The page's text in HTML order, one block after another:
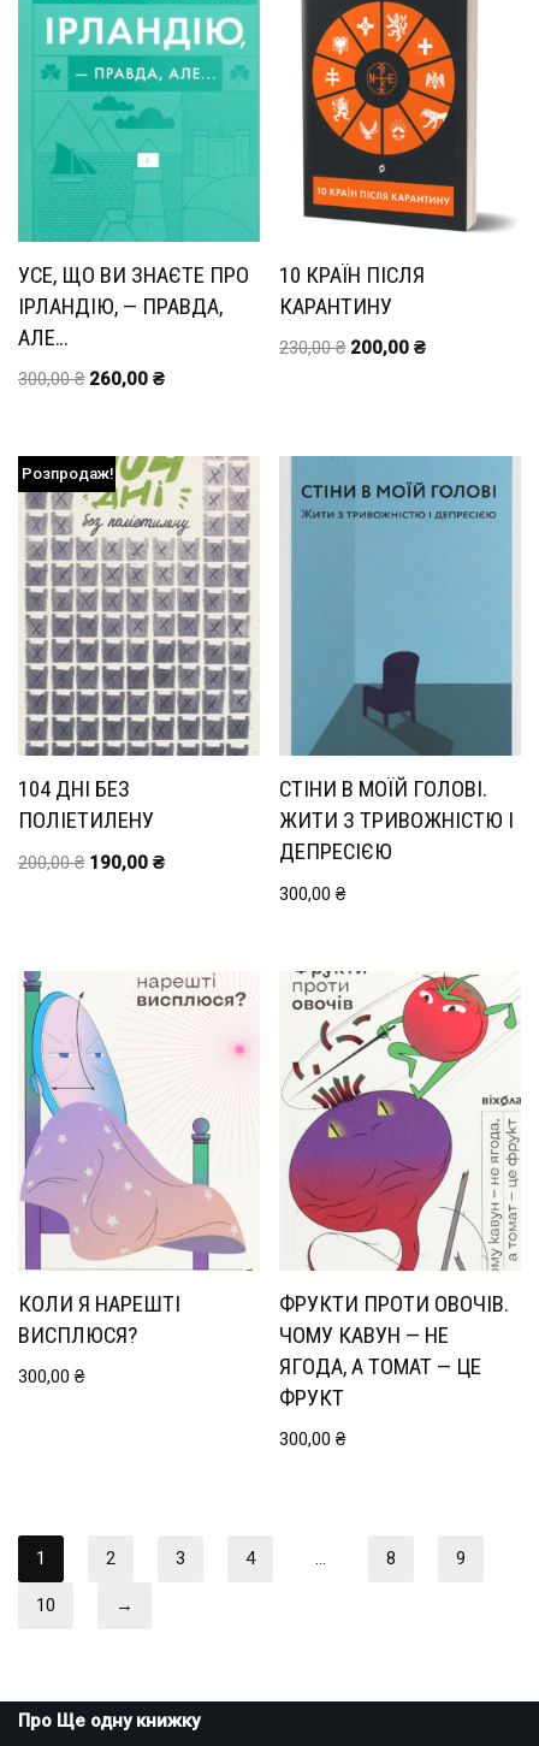
УСЕ, ЩО ВИ ЗНАЄТЕ ПРО
ІРЛАНДІЮ, — ПРАВДА,
АЛЕ…
300,00₴ 260,00 ₴
10 КРАЇН ПІСЛЯ
КАРАНТИНУ
230,00₴ 200,00₴
Розпродаж!
104 ДНІ БЕЗ
ПОЛІЕТИЛЕНУ
200,00₴ 190,00 ₴
СТІНИ В МОЇЙ ГОЛОВІ.
ЖИТИ З ТРИВОЖНІСТЮ І
ДЕПРЕСІЄЮ
300,00₴
КОЛИ Я НАРЕШТІ
ВИСПЛЮСЯ?
300,00 ₴
ФРУКТИ ПРОТИ ОВОЧІВ.
ЧОМУ КАВУН — НЕ
ЯГОДА, А ТОМАТ — ЦЕ
ФРУКТ
300,00₴
1 2 3 4 … 8 9
10 →
Про Ще одну книжку